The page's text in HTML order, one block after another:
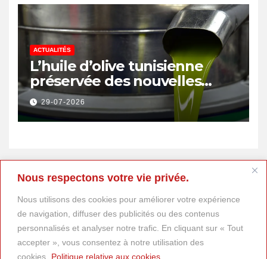
Nous respectons votre vie privée.
Nous utilisons des cookies pour améliorer votre expérience
de navigation, diffuser des publicités ou des contenus
personnalisés et analyser notre trafic. En cliquant sur « Tout
accepter », vous consentez à notre utilisation des
cookies.
Politique relative aux cookies
ACTUALITÉS
L’huile d’olive tunisienne
préservée des nouvelles
surtaxes américaines de
Donald Trump
29-07-2026